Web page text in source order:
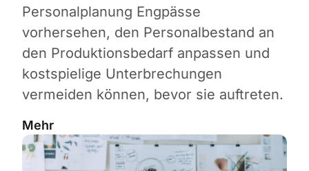
Personalplanung Engpässe
vorhersehen, den Personalbestand an
den Produktionsbedarf anpassen und
kostspielige Unterbrechungen
vermeiden können, bevor sie auftreten.
Mehr